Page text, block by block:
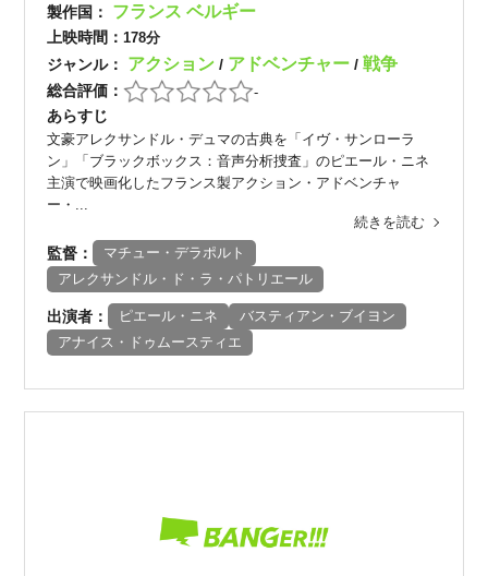
製作国： フランス ベルギー
上映時間： 178分
ジャンル： アクション/ アドベンチャー/戦争
総合評価： -
あらすじ
文豪アレクサンドル・デュマの古典を「イヴ・サンローラ
ン」「ブラックボックス：音声分析捜査」のピエール・ニネ
主演で映画化したフランス製アクション・アドベンチャ
ー・...
続きを読む
監督：
マチュー・デラポルト
アレクサンドル・ド・ラ・パトリエール
出演者： ピエール・ニネ
バスティアン・ブイヨン
アナイス・ドゥムースティエ